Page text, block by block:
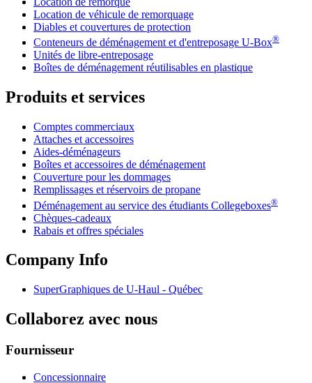
Location de véhicule de remorquage
Diables et couvertures de protection
Conteneurs de déménagement et d'entreposage U-Box®
Unités de libre-entreposage
Boîtes de déménagement réutilisables en plastique
Produits et services
Comptes commerciaux
Attaches et accessoires
Aides-déménageurs
Boîtes et accessoires de déménagement
Couverture pour les dommages
Remplissages et réservoirs de propane
Déménagement au service des étudiants Collegeboxes®
Chèques-cadeaux
Rabais et offres spéciales
Company Info
SuperGraphiques de U-Haul - Québec
Collaborez avec nous
Fournisseur
Concessionnaire